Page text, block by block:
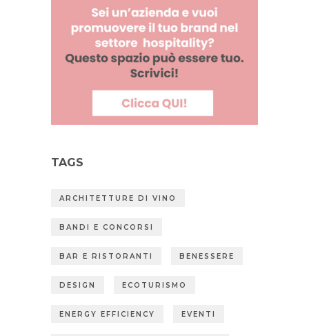
TAGS
ARCHITETTURE DI VINO
BANDI E CONCORSI
BAR E RISTORANTI BENESSERE
DESIGN ECOTURISMO
ENERGY EFFICIENCY EVENTI